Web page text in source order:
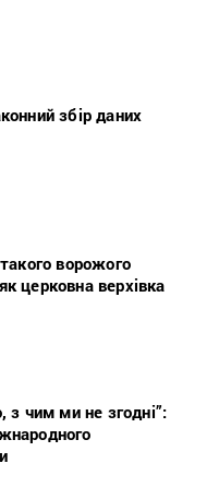
збір даних
ворожого
церковна верхівка
з чим ми не згодні”: